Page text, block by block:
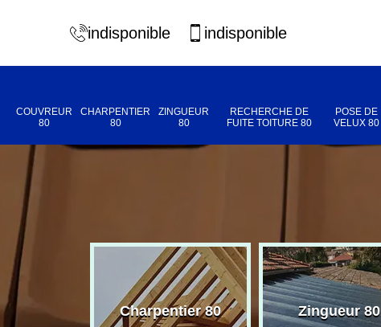
indisponible indisponible
COUVREUR
80
CHARPENTIER
80
ZINGUEUR
80
RECHERCHE DE
FUITE TOITURE 80
POSE DE
VELUX 80
80 Charpentier 80 Zingueur 80